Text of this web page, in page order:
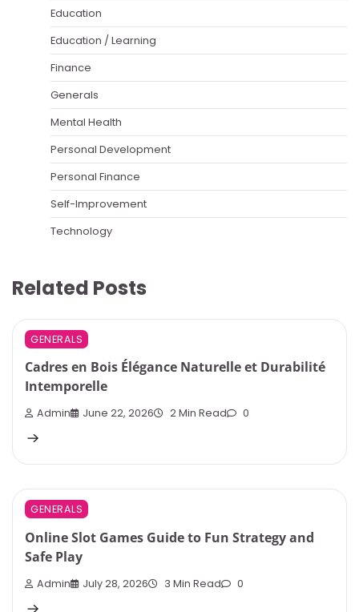
Education
Education / Learning
Finance
Generals
Mental Health
Personal Development
Personal Finance
Self-Improvement
Technology
Related Posts
GENERALS
Cadres en Bois Élégance Naturelle et Durabilité
Intemporelle
Admin June 22, 2026 2 Min Read 0
GENERALS
Online Slot Games Guide to Fun Strategy and
Safe Play
Admin July 28, 2026 3 Min Read 0